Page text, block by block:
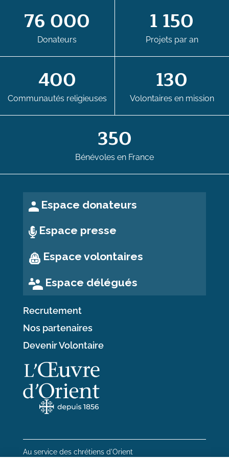
76 000
Donateurs
1 150
Projets par an
400
Communautés religieuses
130
Volontaires en mission
350
Bénévoles en France
Espace donateurs
Espace presse
Espace volontaires
Espace délégués
Recrutement
Nos partenaires
Devenir Volontaire
Au service des chrétiens d'Orient